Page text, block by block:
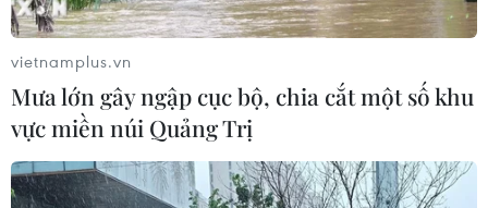
Mở ra không gian hợp tác trên các lĩnh vực
vietnamplus.vn
Mưa lớn gây ngập cục bộ, chia cắt một số khu
vực miền núi Quảng Trị